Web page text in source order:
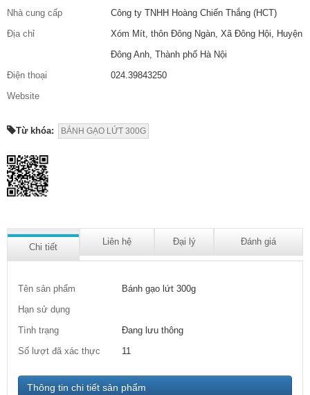
Nhà cung cấp
Công ty TNHH Hoàng Chiến Thắng (HCT)
Địa chỉ
Xóm Mít, thôn Đông Ngàn, Xã Đông Hội, Huyện
Đông Anh, Thành phố Hà Nội
Điện thoại
024.39843250
Website
Từ khóa: BÁNH GẠO LỨT 300G
Chi tiết
Liên hệ Đại lý Đánh giá
Tên sản phẩm
Bánh gạo lứt 300g
Hạn sử dụng
Tình trạng
Đang lưu thông
Số lượt đã xác thực
11
Thông tin chi tiết sản phẩm